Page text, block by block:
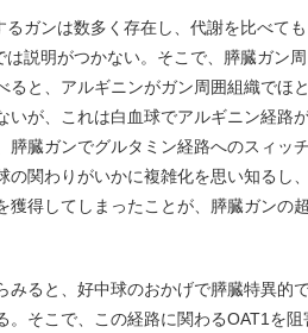
るガンは数多く存在し、代謝を比べて
説明がつかない。そこで、膵臓ガン
ると、アルギニンがガン周囲組織でほ
いが、これは白血球でアルギニン経路
膵臓ガンでグルタミン経路へのスィッ
の関わりがいかに複雑化を思い知るし
獲得してしまったことが、膵臓ガンの
みると、好中球のおかげで膵臓特異的
。そこで、この経路に関わるOAT1を